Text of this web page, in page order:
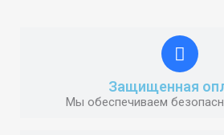
Защищенная
Мы обеспечиваем